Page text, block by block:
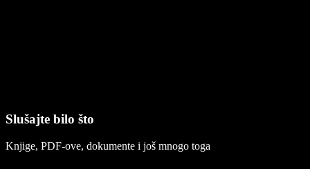
Slušajte bilo što
Knjige, PDF-ove, dokumente i još mnogo toga